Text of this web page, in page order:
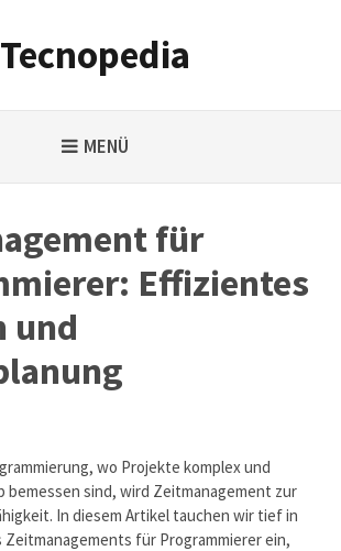
Tecnopedia
MENÜ
für
Effizientes
und
wo Projekte komplex und
bemessen sind, wird Zeitmanagement zur
In diesem Artikel tauchen wir tief in
für Programmierer ein,